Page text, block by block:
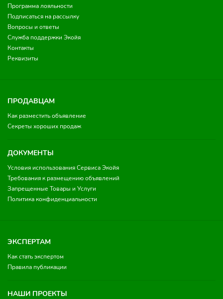
Программа лояльности
Подписаться на рассылку
Вопросы и ответы
Служба поддержки Экойя
Контакты
Реквизиты
ПРОДАВЦАМ
Как разместить объявление
Секреты хороших продаж
ДОКУМЕНТЫ
Условия использования Сервиса Экойя
Требования к размещению объявлений
Запрещенные Товары и Услуги
Политика конфиденциальности
ЭКСПЕРТАМ
Как стать экспертом
Правила публикации
НАШИ ПРОЕКТЫ